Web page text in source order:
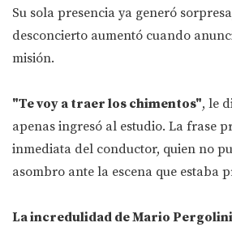
Su sola presencia ya generó
desconcierto aumentó cuando
misión.
"Te voy a traer los chimentos", le
apenas ingresó al estudio. La frase
inmediata del conductor, quien no
asombro ante la escena que estaba
La incredulidad de Mario Pergolini